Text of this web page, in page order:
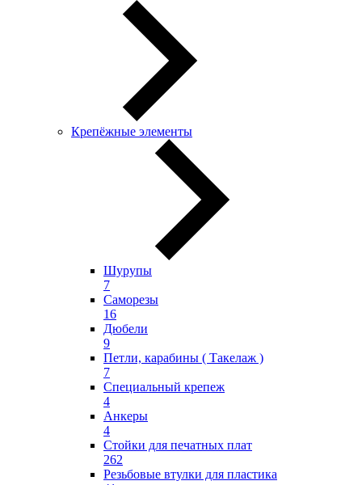
Крепёжные элементы
Шурупы
7
Саморезы
16
Дюбели
9
Петли, карабины ( Такелаж )
7
Специальный крепеж
4
Анкеры
4
Стойки для печатных плат
262
Резьбовые втулки для пластика